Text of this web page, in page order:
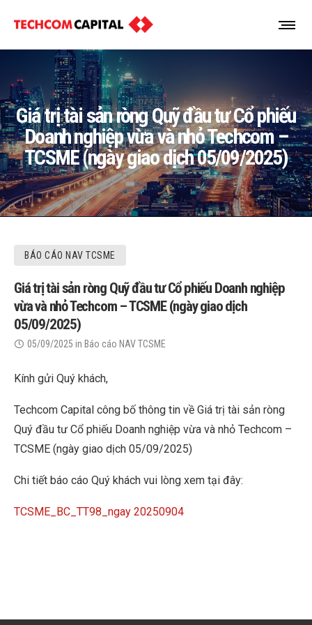
Giá trị tài sản ròng Quỹ đầu tư Cổ phiếu
Doanh nghiệp vừa và nhỏ Techcom –
TCSME (ngày giao dịch 05/09/2025)
BÁO CÁO NAV TCSME
Giá trị tài sản ròng Quỹ đầu tư Cổ phiếu Doanh nghiệp
vừa và nhỏ Techcom – TCSME (ngày giao dịch
05/09/2025)
05/09/2025 in Báo cáo NAV TCSME
Kính gửi Quý khách,
Techcom Capital công bố thông tin về Giá trị tài sản ròng
Quý đầu tư Cổ phiếu Doanh nghiệp vừa và nhỏ Techcom –
TCSME (ngày giao dịch 05/09/2025)
Chi tiết báo cáo Quý khách vui lòng xem tại đây:
TCSME_BC_TT98_ngay 20250904